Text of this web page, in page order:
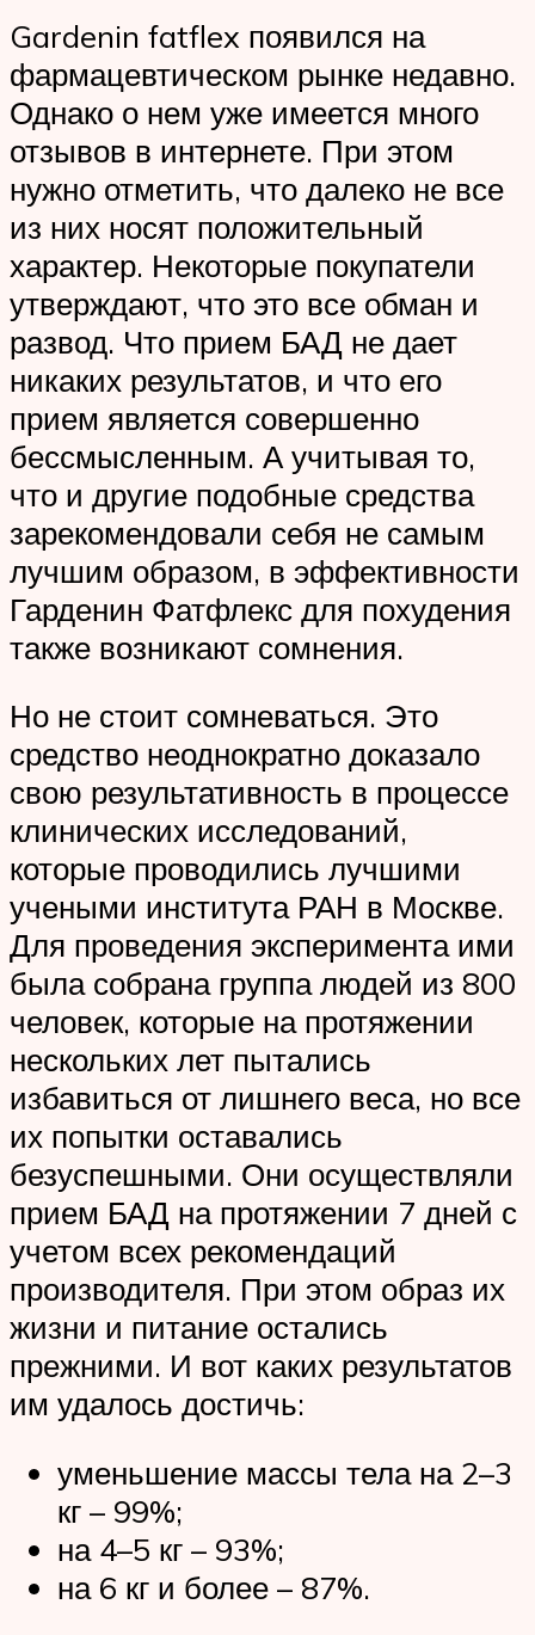
Gardenin fatflex появился на
фармацевтическом рынке недавно.
Однако о нем уже имеется много
отзывов в интернете. При этом
нужно отметить, что далеко не все
из них носят положительный
характер. Некоторые покупатели
утверждают, что это все обман и
развод. Что прием БАД не дает
никаких результатов, и что его
прием является совершенно
бессмысленным. А учитывая то,
что и другие подобные средства
зарекомендовали себя не самым
лучшим образом, в эффективности
Гарденин Фатфлекс для похудения
также возникают сомнения.
Но не стоит сомневаться. Это
средство неоднократно доказало
свою результативность в процессе
клинических исследований,
которые проводились лучшими
учеными института РАН в Москве.
Для проведения эксперимента ими
была собрана группа людей из 800
человек, которые на протяжении
нескольких лет пытались
избавиться от лишнего веса, но все
их попытки оставались
безуспешными. Они осуществляли
прием БАД на протяжении 7 дней с
учетом всех рекомендаций
производителя. При этом образ их
жизни и питание остались
прежними. И вот каких результатов
им удалось достичь:
уменьшение массы тела на 2–3
кг – 99%;
на 4–5 кг – 93%;
на 6 кг и более – 87%.